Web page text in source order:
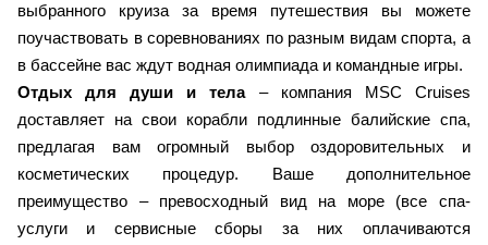
выбранного круиза за время путешествия вы можете
поучаствовать в соревнованиях по разным видам спорта, а
в бассейне вас ждут водная олимпиада и командные игры.
Отдых для души и тела– компания MSC Cruises
доставляет на свои корабли подлинные балийские спа,
предлагая вам огромный выбор оздоровительных и
косметических процедур. Ваше дополнительное
преимущество – превосходный вид на море (все спа-
услуги и сервисные сборы за них оплачиваются